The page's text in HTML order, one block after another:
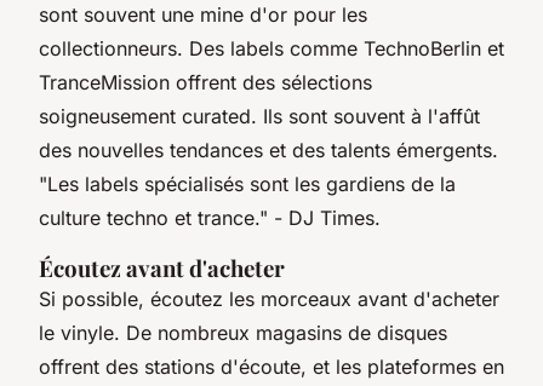
sont souvent une mine d'or pour les
collectionneurs. Des labels comme TechnoBerlin et
TranceMission offrent des sélections
soigneusement curated. Ils sont souvent à l'affût
des nouvelles tendances et des talents émergents.
"Les labels spécialisés sont les gardiens de la
culture techno et trance." - DJ Times.
Écoutez avant d'acheter
Si possible, écoutez les morceaux avant d'acheter
le vinyle. De nombreux magasins de disques
offrent des stations d'écoute, et les plateformes en